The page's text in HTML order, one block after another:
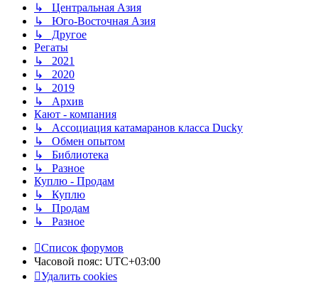
↳ Центральная Азия
↳ Юго-Восточная Азия
↳ Другое
Регаты
↳ 2021
↳ 2020
↳ 2019
↳ Архив
Кают - компания
↳ Ассоциация катамаранов класса Ducky
↳ Обмен опытом
↳ Библиотека
↳ Разное
Куплю - Продам
↳ Куплю
↳ Продам
↳ Разное
Список форумов
Часовой пояс: UTC+03:00
Удалить cookies